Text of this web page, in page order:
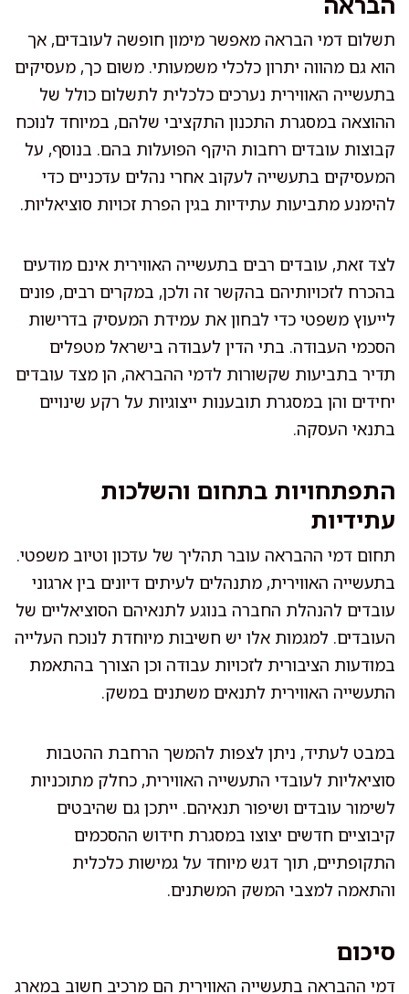
תשלום דמי הבראה מאפשר מימון חופשה לעובדים, אך
הוא גם מהווה יתרון כלכלי משמעותי. משום כך, מעסיקים
בתעשייה האווירית נערכים כלכלית לתשלום כולל של
ההוצאה במסגרת התכנון התקציבי שלהם, במיוחד לנוכח
קבוצות עובדים רחבות היקף הפועלות בהם. בנוסף, על
המעסיקים בתעשייה לעקוב אחרי נהלים עדכניים כדי
להימנע מתביעות עתידיות בגין הפרת זכויות סוציאליות.
לצד זאת, עובדים רבים בתעשייה האווירית אינם מודעים
בהכרח לזכויותיהם בהקשר זה ולכן, במקרים רבים, פונים
לייעוץ משפטי כדי לבחון את עמידת המעסיק בדרישות
הסכמי העבודה. בתי הדין לעבודה בישראל מטפלים
תדיר בתביעות שקשורות לדמי ההבראה, הן מצד עובדים
יחידים והן במסגרת תובענות ייצוגיות על רקע שינויים
בתנאי העסקה.
התפתחויות בתחום והשלכות
עתידיות
תחום דמי ההבראה עובר תהליך של עדכון וטיוב משפטי.
בתעשייה האווירית, מתנהלים לעיתים דיונים בין ארגוני
עובדים להנהלת החברה בנוגע לתנאיהם הסוציאליים של
העובדים. למגמות אלו יש חשיבות מיוחדת לנוכח העלייה
במודעות הציבורית לזכויות עבודה וכן הצורך בהתאמת
התעשייה האווירית לתנאים משתנים במשק.
במבט לעתיד, ניתן לצפות להמשך הרחבת ההטבות
סוציאליות לעובדי התעשייה האווירית, כחלק מתוכניות
לשימור עובדים ושיפור תנאיהם. ייתכן גם שהיבטים
קיבוציים חדשים יצוצו במסגרת חידוש ההסכמים
התקופתיים, תוך דגש מיוחד על גמישות כלכלית
והתאמה למצבי המשק המשתנים.
סיכום
דמי ההבראה בתעשייה האווירית הם מרכיב חשוב במארג